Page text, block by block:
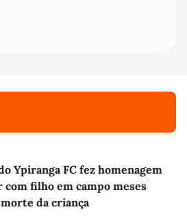
Ypiranga FC fez homenagem
com filho em campo meses
da criança